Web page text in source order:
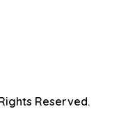
Reserved.